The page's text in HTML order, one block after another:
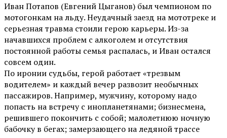
Иван Потапов (Евгений Цыганов) был чемпионом по
мотогонкам на льду. Неудачный заезд на мототреке и
серьезная травма стоили герою карьеры. Из-за
начавшихся проблем с алкоголем и отсутствия
постоянной работы семья распалась, и Иван остался
совсем один.
По иронии судьбы, герой работает «трезвым
водителем» и каждый вечер развозит необычных
пассажиров. Например, мужчину, которому надо
попасть на встречу с инопланетянами; бизнесмена,
решившего покончить с собой; малолетнюю ночную
бабочку в бегах; замерзающего на ледяной трассе